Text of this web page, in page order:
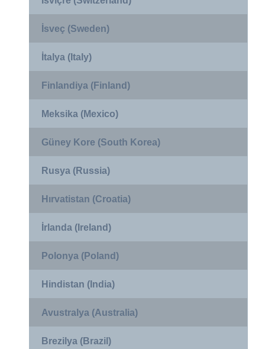
İsveç (Sweden)
İtalya (Italy)
Finlandiya (Finland)
Meksika (Mexico)
Güney Kore (South Korea)
Rusya (Russia)
Hırvatistan (Croatia)
İrlanda (Ireland)
Polonya (Poland)
Hindistan (India)
Avustralya (Australia)
Brezilya (Brazil)